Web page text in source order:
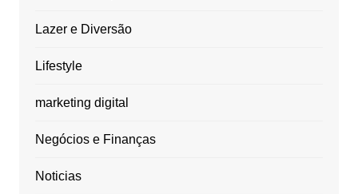
Lazer e Diversão
Lifestyle
marketing digital
Negócios e Finanças
Noticias